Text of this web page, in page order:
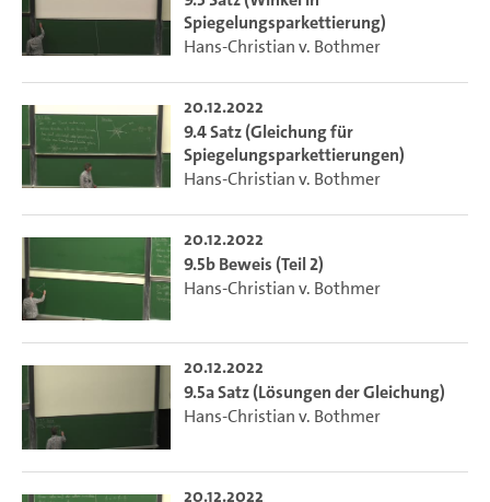
Spiegelungsparkettierung)
Hans-Christian v. Bothmer
20.12.2022
9.4 Satz (Gleichung für
Spiegelungsparkettierungen)
Hans-Christian v. Bothmer
20.12.2022
9.5b Beweis (Teil 2)
Hans-Christian v. Bothmer
20.12.2022
9.5a Satz (Lösungen der Gleichung)
Hans-Christian v. Bothmer
20.12.2022